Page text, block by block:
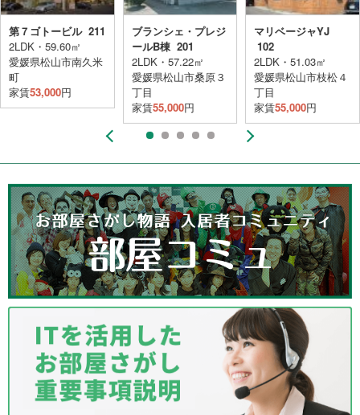
第７ゴトービル 211
2LDK・59.60㎡
愛媛県松山市南久米
町
家賃53,000円
ブランシェ・プレジ
ールB棟 201
2LDK・57.22㎡
愛媛県松山市桑原３
丁目
家賃55,000円
マリベージャYJ
102
2LDK・51.03㎡
愛媛県松山市枝松４
丁目
家賃55,000円